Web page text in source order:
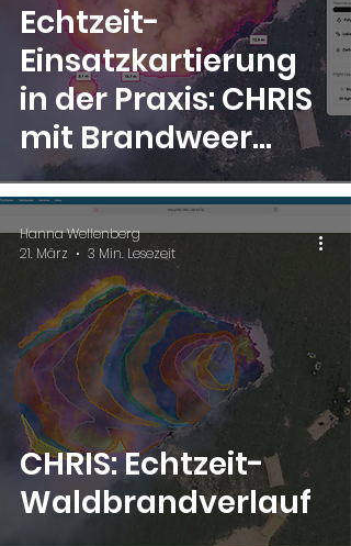
Echtzeit-
Einsatzkartierung
in der Praxis: CHRIS
mit Brandweer
Twente und
Veiligheidsregio
Twente
CHRIS: Echtzeit-
Waldbrandverlauf
Hanna Wellenberg
21. März
3 Min. Lesezeit